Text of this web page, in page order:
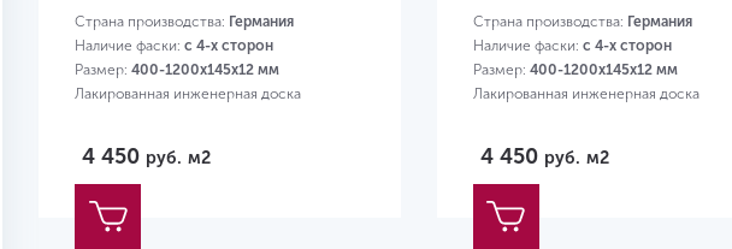
Страна производства: Германия
Наличие фаски: с 4-х сторон
Размер: 400-1200х145х12 мм
Лакированная инженерная доска
4 450 руб. м2
Страна производства: Германия
Наличие фаски: с 4-х сторон
Размер: 400-1200х145х12 мм
Лакированная инженерная доска
4 450 руб. м2